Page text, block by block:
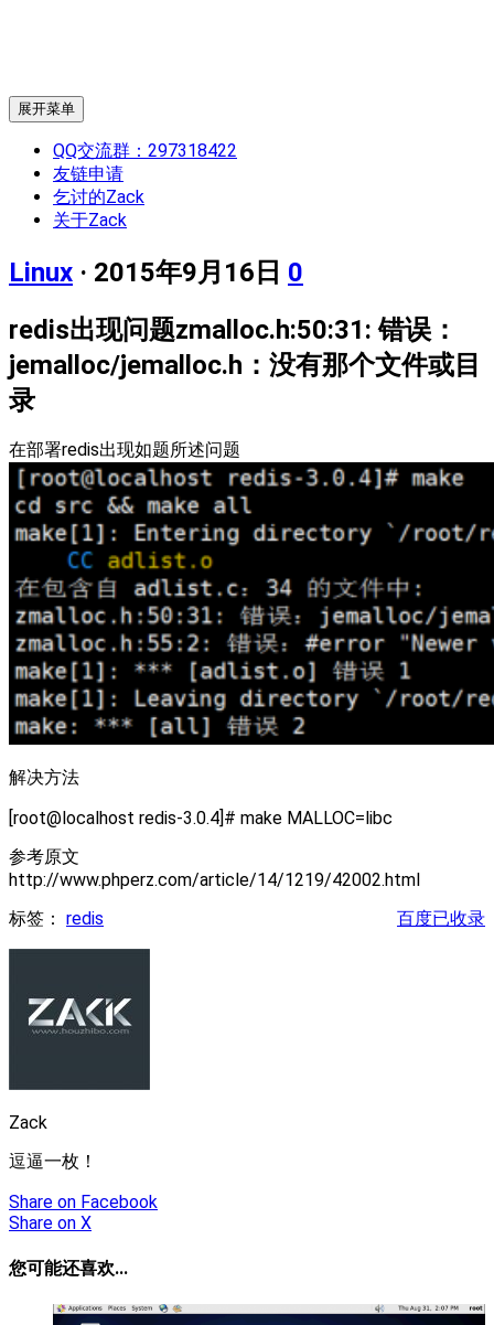
展开菜单
QQ交流群：297318422
友链申请
乞讨的Zack
关于Zack
Linux · 2015年9月16日 0
redis出现问题zmalloc.h:50:31: 错误：
jemalloc/jemalloc.h：没有那个文件或目
录
在部署redis出现如题所述问题
解决方法
[root@localhost redis-3.0.4]# make MALLOC=libc
参考原文
http://www.phperz.com/article/14/1219/42002.html
百度已收录
标签： redis
Zack
逗逼一枚！
Share on Facebook
Share on X
您可能还喜欢...